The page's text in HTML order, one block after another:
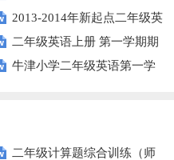
卷（人教版一起点）
2013-2014年新起点二年级英
下册期中试卷
二年级英语上册 第一学期期
考试试卷及答案（一）（人教
牛津小学二年级英语第一学
二年级计算题综合训练（师